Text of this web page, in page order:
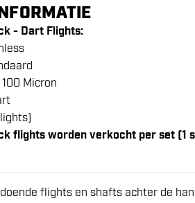
- Dart Flights:
100 Micron
flights worden verkocht per set (1
flights en shafts achter de